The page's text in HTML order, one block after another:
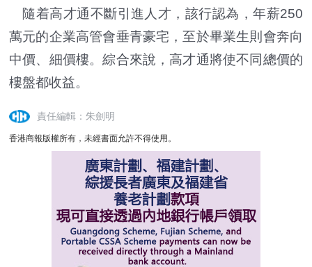
隨着高才通不斷引進人才，該行認為，年薪250
萬元的企業高管會垂青豪宅，至於畢業生則會奔向
中價、細價樓。綜合來說，高才通將使不同總價的
樓盤都收益。
責任編輯：朱劍明
香港商報版權所有，未經書面允許不得使用。